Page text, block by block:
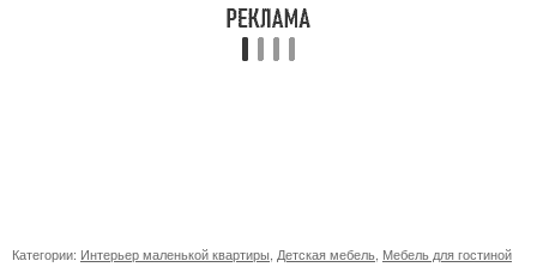
Категории: Интерьер маленькой квартиры Детская мебель Мебель для гостиной